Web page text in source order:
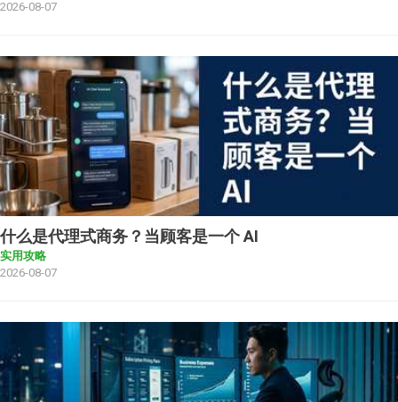
2026-08-07
什么是代理式商务？当顾客是一个 AI
实用攻略
2026-08-07